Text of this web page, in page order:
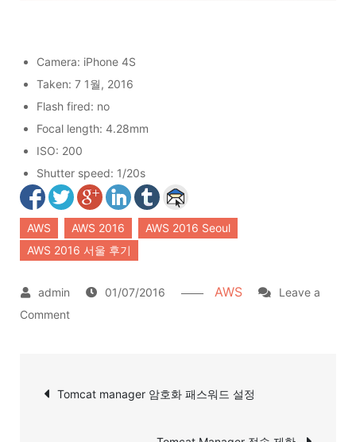
Camera: iPhone 4S
Taken: 7 1월, 2016
Flash fired: no
Focal length: 4.28mm
ISO: 200
Shutter speed: 1/20s
AWS AWS 2016
AWS 2016 Seoul
AWS 2016 서울 후기
01/07/2016 AWS
Leave a
Commenton
탐
Tomcat manager 암호화 패스워드 설정